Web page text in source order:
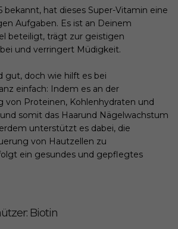
bekannt, hat dieses Super-Vitamin eine
Aufgaben. Es ist an Deinem
beteiligt, trägt zur geistigen
und verringert Müdigkeit.
gut, doch wie hilft es bei
einfach: Indem es an der
von Proteinen, Kohlenhydraten und
somit das Haarund Nägelwachstum
unterstützt es dabei, die
von Hautzellen zu
ein gesundes und gepflegtes
Biotin